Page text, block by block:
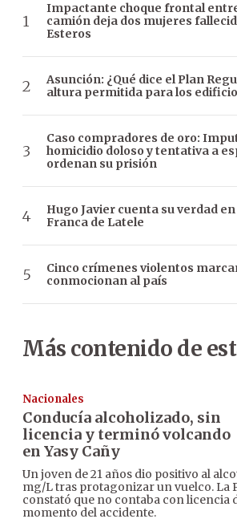
Impactante choque frontal
camión deja dos mujeres
Esteros
Asunción: ¿Qué dice el Plan
altura permitida para los
Caso compradores de oro:
homicidio doloso y tentativa a
ordenan su prisión
Hugo Javier cuenta su verdad
Franca de Latele
Cinco crímenes violentos
conmocionan al país
Más contenido de
Nacionales
Conducía alcoholizado, sin
licencia y terminó volcando
en Yasy Cañy
Un joven de 21 años dio positivo al
mg/L tras protagonizar un vuelco. La
constató que no contaba con licencia
momento del accidente.